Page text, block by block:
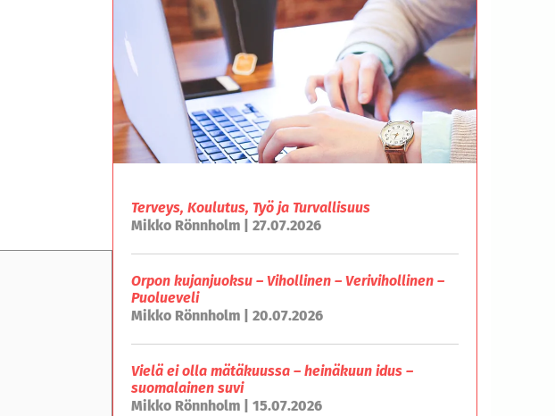
Terveys, Koulutus, Työ ja Turvallisuus
Mikko Rönnholm | 27.07.2026
Orpon kujanjuoksu – Vihollinen – Verivihollinen –
Puolueveli
Mikko Rönnholm | 20.07.2026
Vielä ei olla mätäkuussa – heinäkuun idus –
suomalainen suvi
Mikko Rönnholm | 15.07.2026